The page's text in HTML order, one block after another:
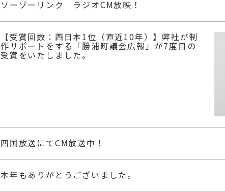
ソーゾーリンク ラジオCM放映！
【受賞回数：西日本1位（直近10年）】弊社が制
作サポートをする「勝浦町議会広報」が7度目の
受賞をいたしました。
四国放送にてCM放送中！
本年もありがとうございました。